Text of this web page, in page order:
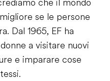
che il mondo
se le persone
Dal 1965, EF ha
a visitare nuovi
e imparare cose